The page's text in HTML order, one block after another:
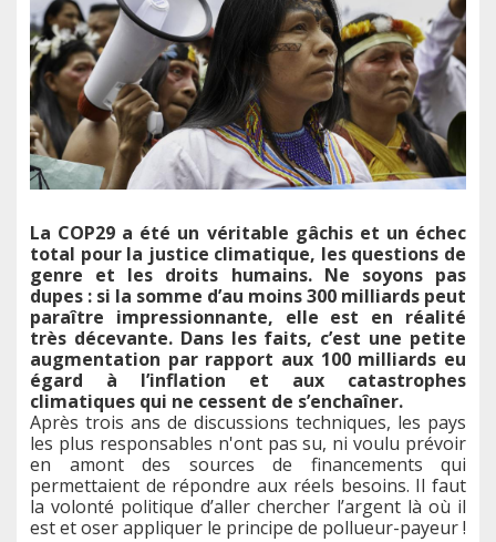
La COP29 a été un véritable gâchis et un échec
total pour la justice climatique, les questions de
genre et les droits humains. Ne soyons pas
dupes : si la somme d’au moins 300 milliards peut
paraître impressionnante, elle est en réalité
très décevante. Dans les faits, c’est une petite
augmentation par rapport aux 100 milliards eu
égard à l’inflation et aux catastrophes
climatiques qui ne cessent de s’enchaîner.
Après trois ans de discussions techniques, les pays
les plus responsables n'ont pas su, ni voulu prévoir
en amont des sources de financements qui
permettaient de répondre aux réels besoins. Il faut
la volonté politique d’aller chercher l’argent là où il
est et oser appliquer le principe de pollueur-payeur !